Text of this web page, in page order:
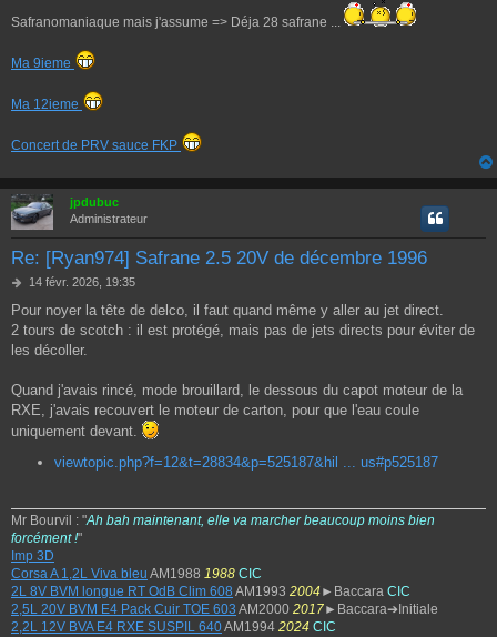
Safranomaniaque mais j'assume => Déja 28 safrane ...
Ma 9ieme
Ma 12ieme
Concert de PRV sauce FKP
jpdubuc
Administrateur
Re: [Ryan974] Safrane 2.5 20V de décembre 1996
M
s
s
a
14 févr. 2026, 19:35
Pour noyer la tête de delco, il faut quand même y aller au jet direct.
2 tours de scotch : il est protégé, mais pas de jets directs pour éviter de
les décoller.
Quand j'avais rincé, mode brouillard, le dessous du capot moteur de la
RXE, j'avais recouvert le moteur de carton, pour que l'eau coule
uniquement devant.
viewtopic.php?f=12&t=28834&p=525187&hil ... us#p525187
Mr Bourvil : "Ah bah maintenant, elle va marcher beaucoup moins bien
forcément !"
Imp 3D
Corsa A 1,2L Viva bleu AM1988 1988 CIC
2L 8V BVM longue RT OdB Clim 608 AM1993 2004 ►Baccara CIC
2,5L 20V BVM E4 Pack Cuir TOE 603 AM2000 2017►Baccara➔Initiale
2,2L 12V BVA E4 RXE SUSPIL 640AM1994 2024 CIC